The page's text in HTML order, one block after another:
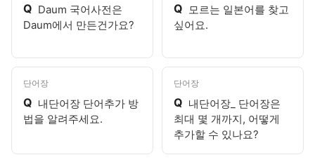
Q Daum 국어사전은
Daum에서 만든건가요?
Q 모르는 일본어를 찾고
싶어요.
단어장
Q 내단어장 단어추가 방
법을 알려주세요.
단어장
Q 내단어장_ 단어장은
최대 몇 개까지, 어떻게
추가할 수 있나요?